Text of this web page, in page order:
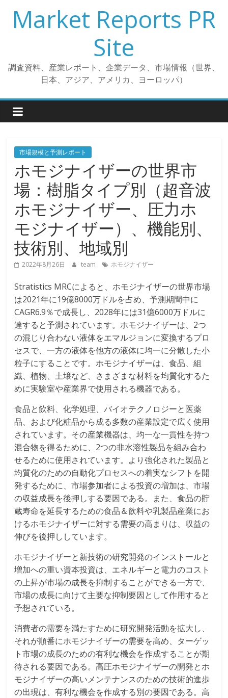
プ
Market Reports PR
Site
調査資料、産業レポート、企業データ、市場情報（世界、
日本、アジア、アメリカ、ヨーロッパ）
市場規模と予測レポート
ホモジナイザーの世界市
場：樹脂タイプ別（超音波
ホモジナイザー、圧力ホ
モジナイザー）、機能別、
技術別、地域別
2022年8月26日 team ホモジナイザー
Stratistics MRCによると、ホモジナイザーの世界市場
は2021年に19億8000万ドルを占め、予測期間中に
CAGR6.9％で成長し、2028年には31億6000万ドルに
達すると予測されています。ホモジナイザーは、2つ
の混じり合わない液体をエマルジョンに変換するプロ
セスで、一方の液体を他方の液体に均一に分散した小
粒子にすることです。ホモジナイザーは、食品、組
織、植物、土壌など、さまざまな材料を均質化するた
めに実験室や産業界で使用される機器である。
食品と飲料、化学処理、バイオテクノロジーと医薬
品、および化粧品から成る多数の産業設定で広く使用
されています。その産業機器は、均一な一貫性を持つ
混合物を得るために、2つの非水溶性製品を組み合わ
せるために使用されています。より強化された製品と
均質化のための自動化プロセスへの着実なシフトを開
発するために、市場参加者による投資の増加は、市場
の収益成長を後押しする要因である。また、食品の貯
蔵寿命を延長するための食品＆飲料や乳製品産業にお
けるホモジナイザーに対する需要の高まりは、収益の
伸びを後押ししています。
ホモジナイザーと新技術の研究開発のインストールと
増加への重い資本投資は、エネルギーと電力のコスト
の上昇が市場の成長を抑制することができる一方で、
市場の成長に向けて主要な抑制要因として作用すると
予想されている。
消費者の需要を満たすために研究開発活動を拡大し、
それが順番にホモジナイザーの需要を高め、ターゲッ
ト市場の成長のための有利な機会を作成することが期
待される要因である。高圧ホモジナイザーの開発とホ
モジナイザーの高いメンテナンスのための技術的進歩
の出現は、有利な機会を作成する別の要因である。高